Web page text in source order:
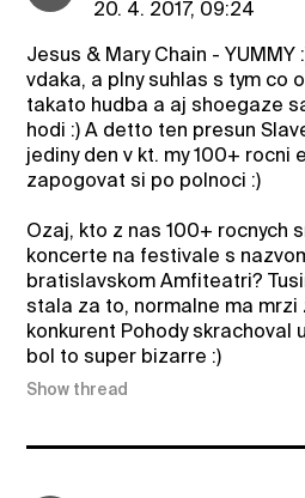
20. 4. 2017, 09:24
Jesus & Mary Chain - YUMMY
vdaka, a plny suhlas s tym co
takato hudba a aj shoegaze
hodi :) A detto ten presun
jediny den v kt. my 100+ rocni
zapogovat si po polnoci :)
Ozaj, kto z nas 100+ rocnych
koncerte na festivale s
bratislavskom Amfiteatri?
stala za to, normalne ma
konkurent Pohody skrachoval
bol to super bizarre :)
Show thread